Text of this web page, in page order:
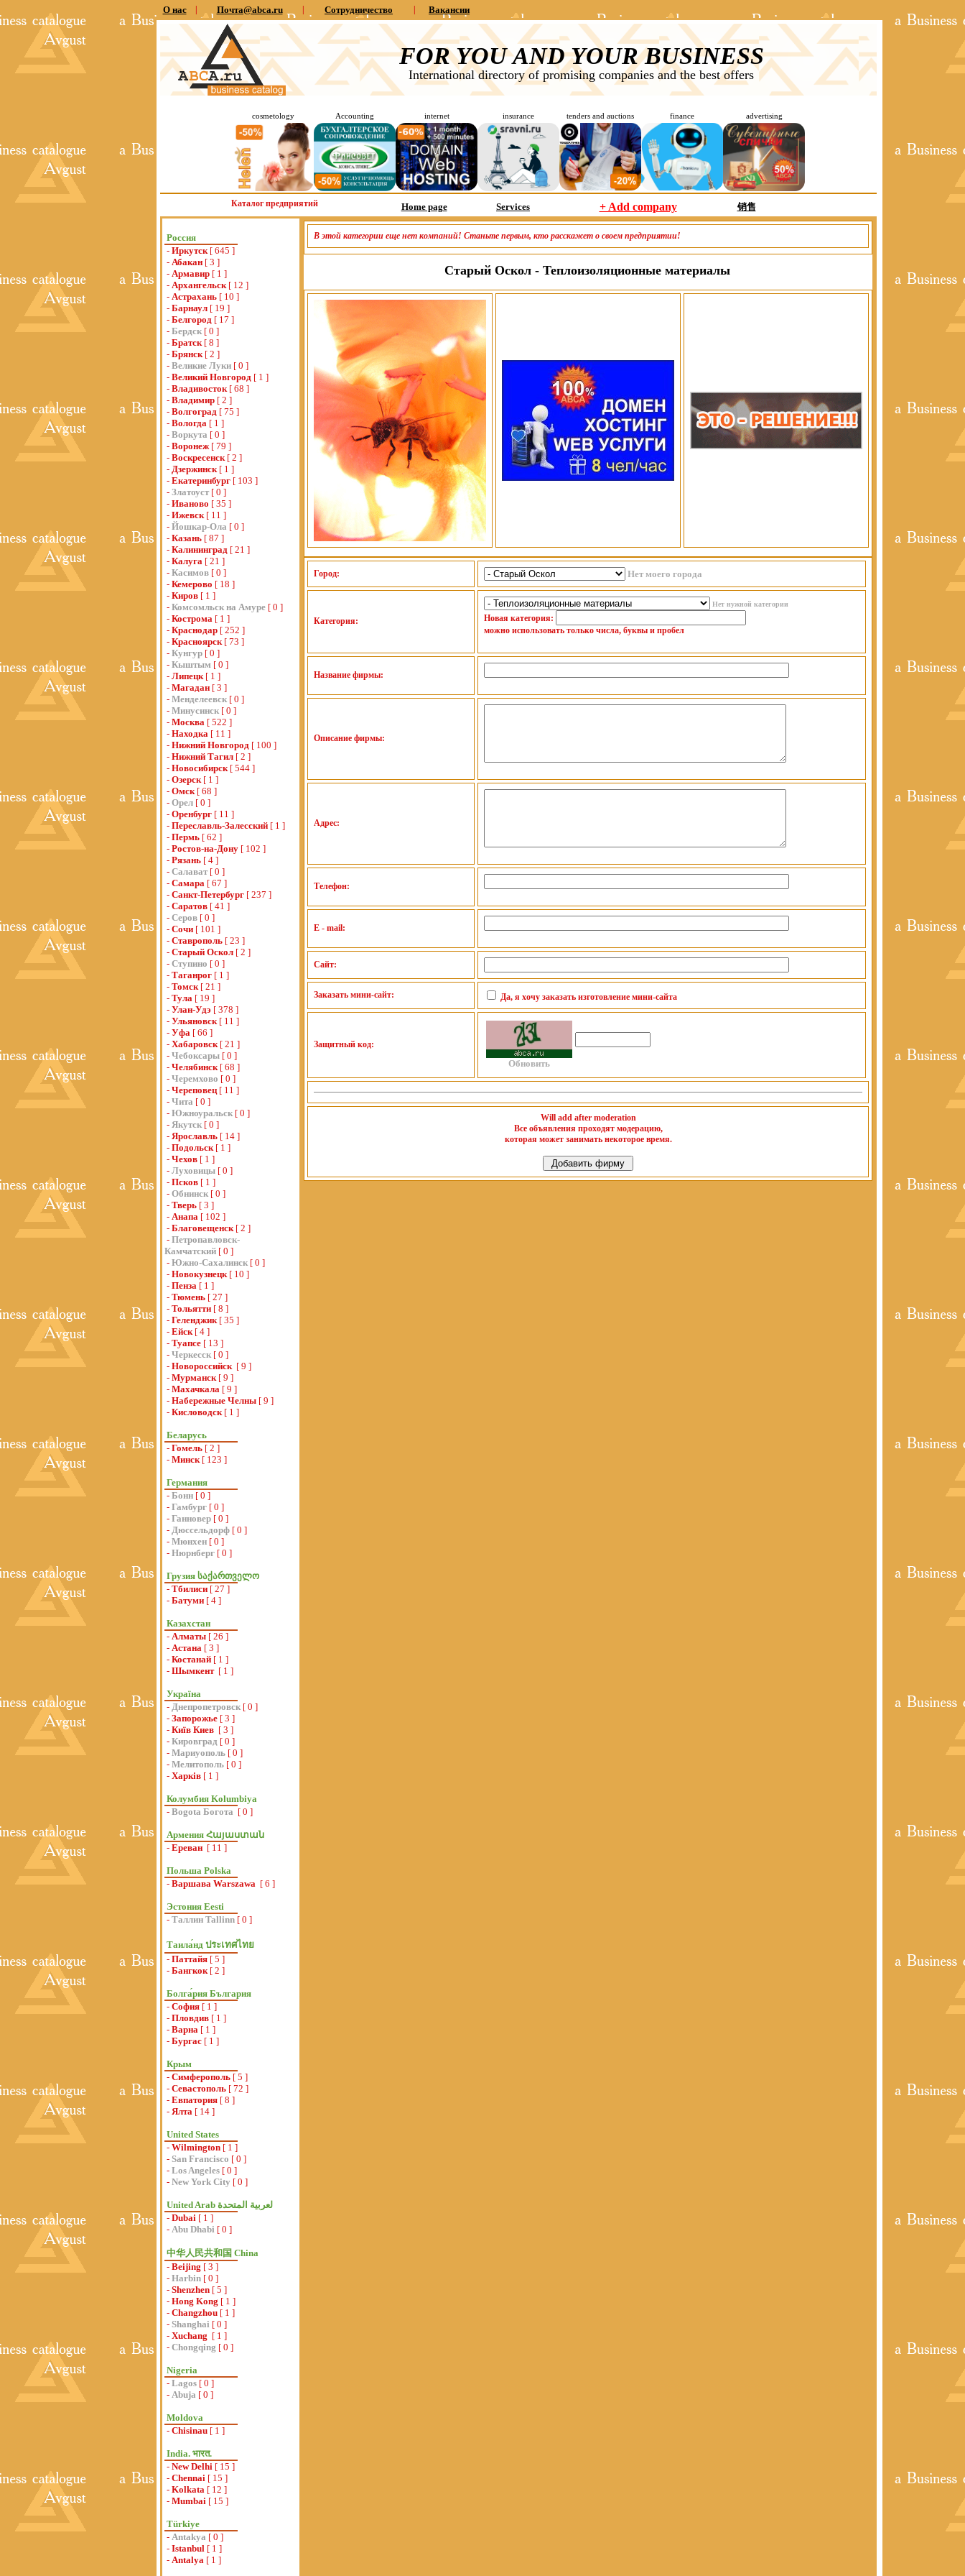
О нас Почта@abca.ru Сотрудничество Вакансии
FOR YOU AND YOUR BUSINESS
International directory of promising companies and the best offers
cosmetology Accounting internet insurance tenders and auctions finance advertising
Каталог предприятий Home page Services + Add company 销售
Россия
- Иркутск[ 645 ]
- Абакан [ 3 ]
- Армавир [ 1 ]
- Архангельск[ 12 ]
- Астрахань [ 10 ]
- Барнаул [ 19 ]
- Белгород [ 17 ]
- Бердск [ 0 ]
- Братск[ 8 ]
- Брянск[ 2 ]
- Великие Луки [ 0 ]
- Великий Новгород [ 1 ]
- Владивосток[ 68 ]
- Владимир [ 2 ]
- Волгоград [ 75 ]
- Вологда [ 1 ]
- Воркута [ 0 ]
- Воронеж[ 79 ]
- Воскресенск[ 2 ]
- Дзержинск[ 1 ]
- Екатеринбург [ 103 ]
- Златоуст [ 0 ]
- Иваново [ 35 ]
- Ижевск[ 11 ]
- Йошкар-Ола [ 0 ]
- Казань [ 87 ]
- Калининград [ 21 ]
- Калуга [ 21 ]
- Касимов [ 0 ]
- Кемерово [ 18 ]
- Киров [ 1 ]
- Комсомльск на Амуре [ 0 ]
- Кострома [ 1 ]
- Краснодар [ 252 ]
- Красноярск[ 73 ]
- Кунгур [ 0 ]
- Кыштым [ 0 ]
- Липецк[ 1 ]
- Магадан [ 3 ]
- Менделеевск [ 0 ]
- Минусинск [ 0 ]
- Москва [ 522 ]
- Находка [ 11 ]
- Нижний Новгород [ 100 ]
- Нижний Тагил [ 2 ]
- Новосибирск[ 544 ]
- Озерск[ 1 ]
- Омск[ 68 ]
- Орел [ 0 ]
- Оренбург [ 11 ]
- Переславль-Залесский [ 1 ]
- Пермь [ 62 ]
- Ростов-на-Дону [ 102 ]
- Рязань [ 4 ]
- Салават [ 0 ]
- Самара [ 67 ]
- Санкт-Петербург [ 237 ]
- Саратов [ 41 ]
- Серов [ 0 ]
- Сочи [ 101 ]
- Ставрополь [ 23 ]
- Старый Оскол [ 2 ]
- Ступино [ 0 ]
- Таганрог [ 1 ]
- Томск[ 21 ]
- Тула [ 19 ]
- Улан-Удэ [ 378 ]
- Ульяновск[ 11 ]
- Уфа [ 66 ]
- Хабаровск[ 21 ]
- Чебоксары [ 0 ]
- Челябинск[ 68 ]
- Черемхово [ 0 ]
- Череповец[ 11 ]
- Чита [ 0 ]
- Южноуральск [ 0 ]
- Якутск [ 0 ]
- Ярославль [ 14 ]
- Подольск[ 1 ]
- Чехов [ 1 ]
- Луховицы [ 0 ]
- Псков [ 1 ]
- Обнинск [ 0 ]
- Тверь [ 3 ]
- Анапа [ 102 ]
- Благовещенск[ 2 ]
- Петропавловск-
Камчатский [ 0 ]
- Южно-Сахалинск [ 0 ]
- Новокузнецк[ 10 ]
- Пенза [ 1 ]
- Тюмень [ 27 ]
- Тольятти [ 8 ]
- Геленджик[ 35 ]
- Ейск[ 4 ]
- Туапсе [ 13 ]
- Черкесск [ 0 ]
- Новороссийск [ 9 ]
- Мурманск[ 9 ]
- Махачкала [ 9 ]
- Набережные Челны [ 9 ]
- Кисловодск[ 1 ]
Беларусь
- Гомель [ 2 ]
- Минск[ 123 ]
Германия
- Бонн [ 0 ]
- Гамбург [ 0 ]
- Ганновер [ 0 ]
- Дюссельдорф [ 0 ]
- Мюнхен [ 0 ]
- Нюрнберг [ 0 ]
Грузия საქართველო
- Тбилиси [ 27 ]
- Батуми [ 4 ]
Казахстан
- Алматы [ 26 ]
- Астана [ 3 ]
- Костанай [ 1 ]
- Шымкент [ 1 ]
Україна
- Днепропетровск [ 0 ]
- Запорожье [ 3 ]
- Київ Киев [ 3 ]
- Кировград [ 0 ]
- Мариуополь [ 0 ]
- Мелитополь [ 0 ]
- Харків [ 1 ]
Колумбия Kolumbiya
- Bogota Богота [ 0 ]
Армения Հայաստան
- Ереван [ 11 ]
Польша Polska
- Варшава Warszawa [ 6 ]
Эстония Eesti
- Таллин Tallinn [ 0 ]
Таила́нд ประเทศไทย
- Паттайя [ 5 ]
- Бангкок[ 2 ]
Болга́рия България
- София [ 1 ]
- Пловдив [ 1 ]
- Варна [ 1 ]
- Бургас [ 1 ]
Крым
- Симферополь [ 5 ]
- Севастополь [ 72 ]
- Евпатория [ 8 ]
- Ялта [ 14 ]
United States
- Wilmington [ 1 ]
- San Francisco [ 0 ]
- Los Angeles [ 0 ]
- New York City [ 0 ]
- Dubai [ 1 ]
- Abu Dhabi [ 0 ]
中华人民共和国 China
- Beijing [ 3 ]
- Harbin [ 0 ]
- Shenzhen [ 5 ]
- Hong Kong [ 1 ]
- Changzhou [ 1 ]
- Shanghai [ 0 ]
- Xuchang [ 1 ]
- Chongqing [ 0 ]
Nigeria
- Lagos [ 0 ]
- Abuja [ 0 ]
Moldova
- Chisinau [ 1 ]
India. भारत.
- New Delhi [ 15 ]
- Chennai [ 15 ]
- Kolkata [ 12 ]
- Mumbai [ 15 ]
Türkiye
- Antakya [ 0 ]
- Istanbul [ 1 ]
- Antalya [ 1 ]
В этой категории еще нет компаний! Станьте первым, кто расскажет о своем предприятии!
Старый Оскол - Теплоизоляционные материалы
Город: Нет моего города
Категория:
Нет нужной категории
Новая категория:
можно использовать только числа, буквы и пробел
Название фирмы:
Описание фирмы:
Адрес:
Телефон:
E - mail:
Сайт:
Заказать мини-сайт: Да, я хочу заказать изготовление мини-сайта
Защитный код:
Обновить
Will add after moderation
Все объявления проходят модерацию,
которая может занимать некоторое время.